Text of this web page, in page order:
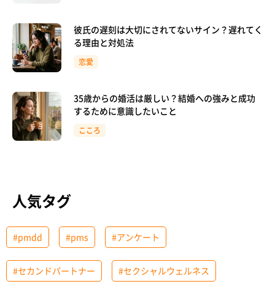
彼氏の遅刻は大切にされてないサイン？遅れてく
る理由と対処法
恋愛
35歳からの婚活は厳しい？結婚への強みと成功
するために意識したいこと
こころ
人気タグ
#pmdd #pms #アンケート
#セカンドパートナー #セクシャルウェルネス